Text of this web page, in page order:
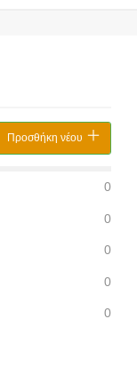
Προσθήκη νέου
0
0
0
0
0